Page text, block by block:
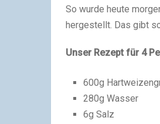
So wurde heute
hergestellt. Das gibt
Unser Rezept für 4
600g
280g Wasser
6g Salz